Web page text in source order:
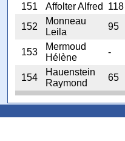
151
Affolter Alfred 118
152
Monneau
Leila
95
153
Mermoud
Hélène
-
154
Hauenstein
Raymond
65